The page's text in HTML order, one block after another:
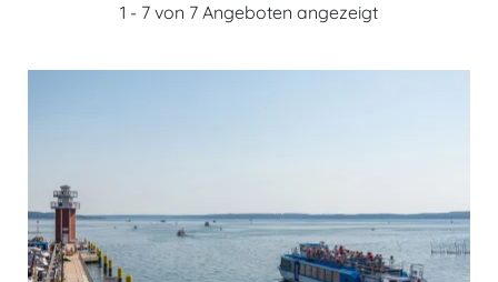
1 - 7 von 7 Angeboten angezeigt